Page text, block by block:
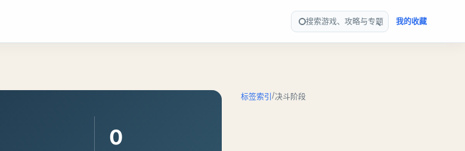
搜索游戏、攻略与专题 我的收藏
0
标签索引/决斗阶段